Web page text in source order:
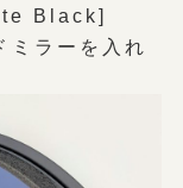
Black]
ミラーを入れ